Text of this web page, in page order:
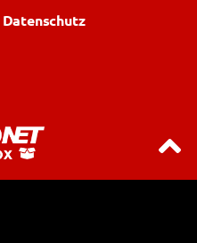
Datenschutz